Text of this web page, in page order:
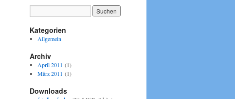
Kategorien
Allgemein
Archiv
April 2011 (1)
März 2011 (1)
Downloads